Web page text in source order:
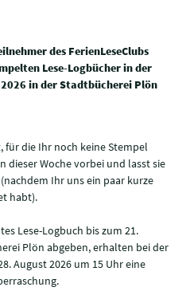
des FerienLeseClubs
Lese-Logbücher in der
in der Stadtbücherei Plön
für die Ihr noch keine Stempel
Woche vorbei und lasst sie
Ihr uns ein paar kurze
habt).
Lese-Logbuch bis zum 21.
Plön abgeben, erhalten bei der
August 2026 um 15 Uhr eine